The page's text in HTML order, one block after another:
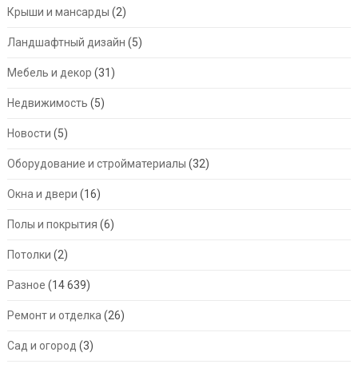
Крыши и мансарды (2)
Ландшафтный дизайн (5)
Мебель и декор (31)
Недвижимость (5)
Новости (5)
Оборудование и стройматериалы (32)
Окна и двери (16)
Полы и покрытия (6)
Потолки (2)
Разное (14 639)
Ремонт и отделка (26)
Сад и огород (3)